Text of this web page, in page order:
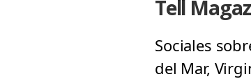
Tell
Sociales
del Mar,